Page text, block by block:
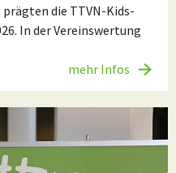
die TTVN-Kids-
In der Vereinswertung
mehr Infos